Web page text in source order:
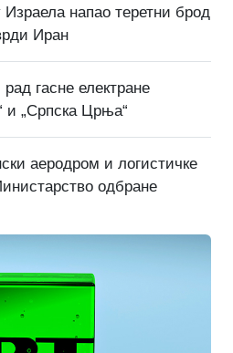
Израела напао теретни брод
Иран
гасне електране
и „Српска Црња“
аеродром и логистичке
одбране